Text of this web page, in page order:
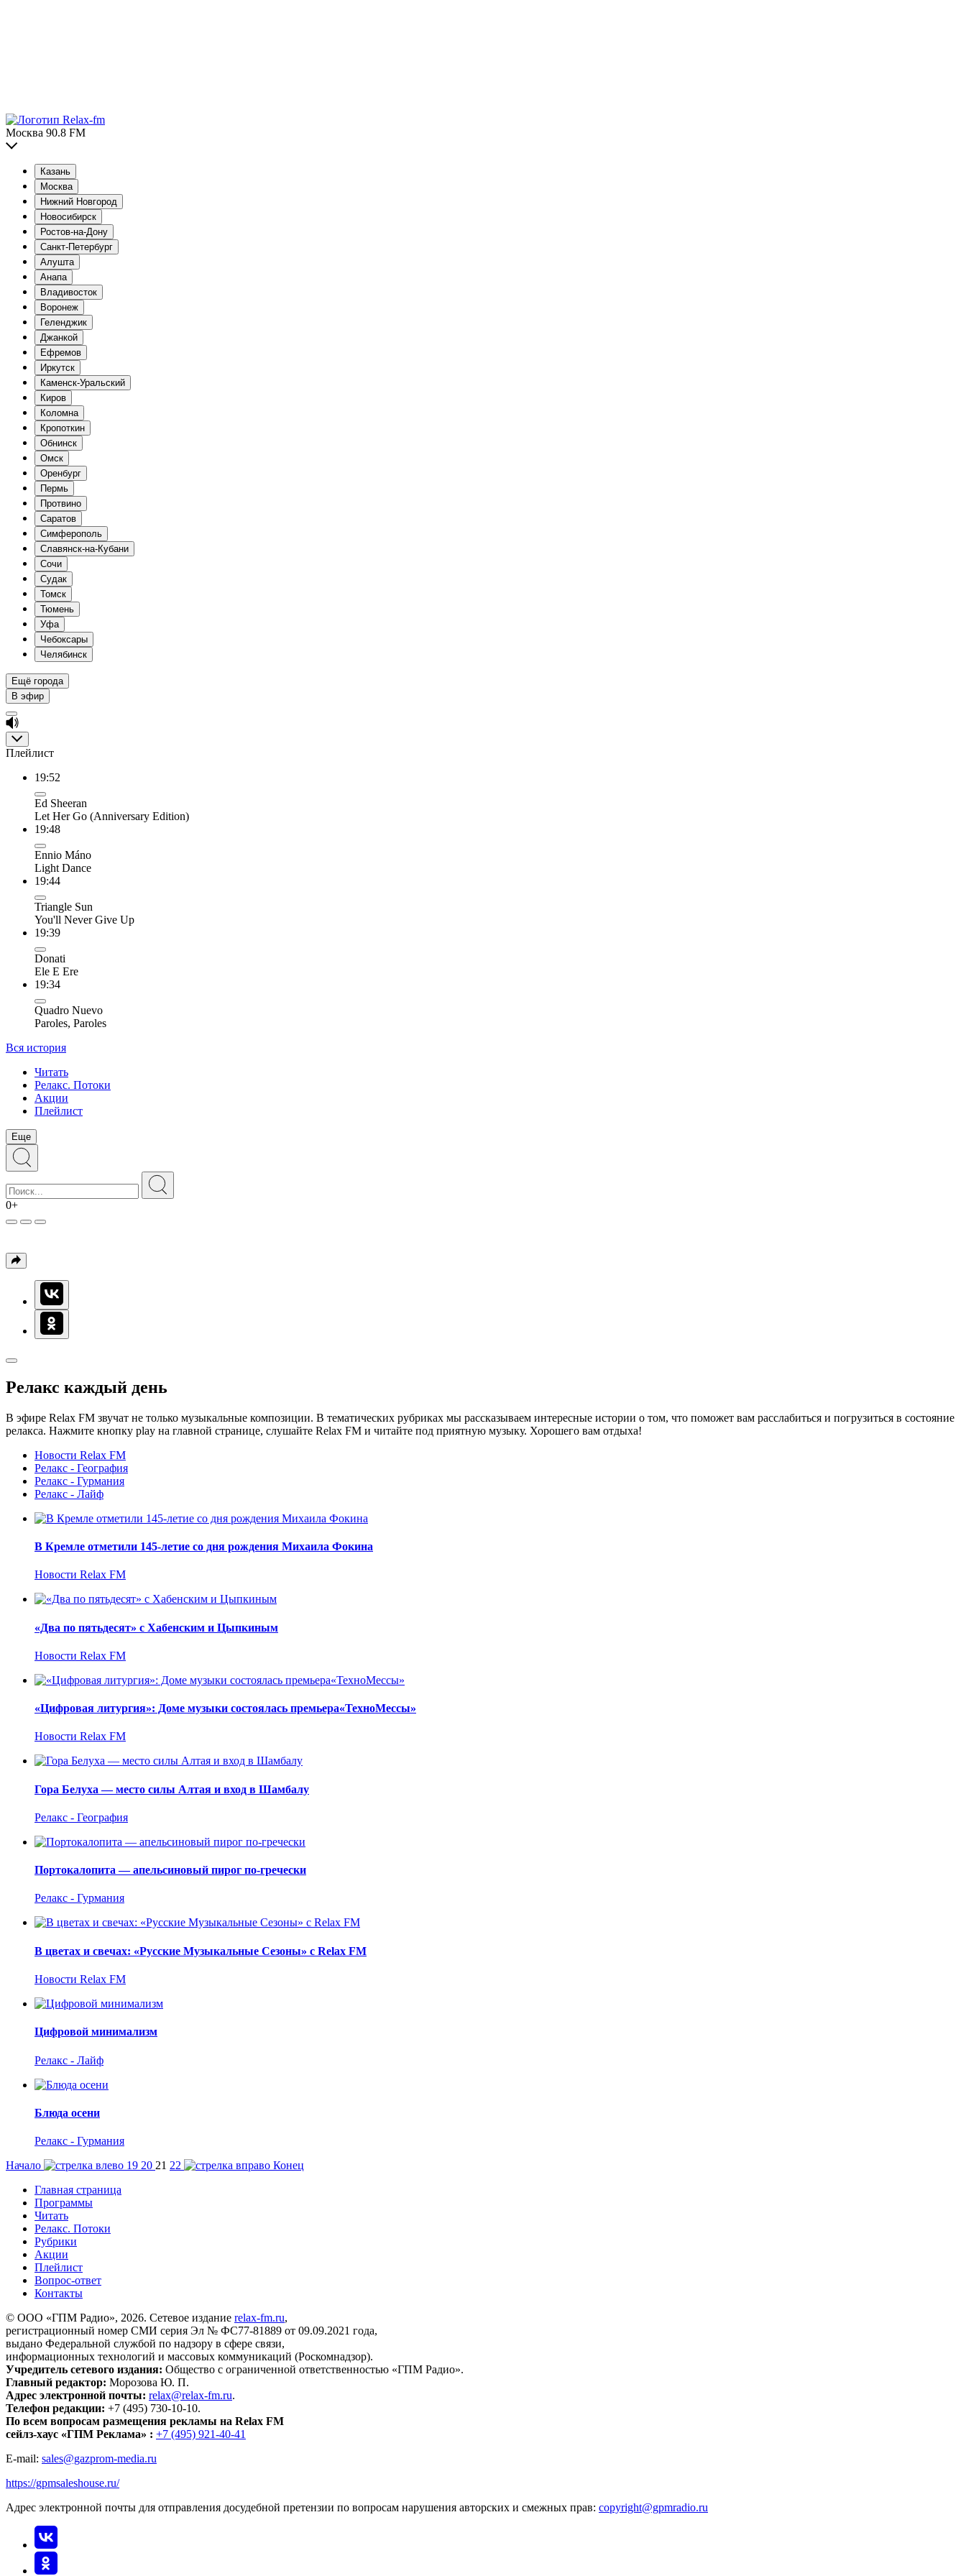
Москва 90.8 FM
Казань
Москва
Нижний Новгород
Новосибирск
Ростов-на-Дону
Санкт-Петербург
Алушта
Анапа
Владивосток
Воронеж
Геленджик
Джанкой
Ефремов
Иркутск
Каменск-Уральский
Киров
Коломна
Кропоткин
Обнинск
Омск
Оренбург
Пермь
Протвино
Саратов
Симферополь
Славянск-на-Кубани
Сочи
Судак
Томск
Тюмень
Уфа
Чебоксары
Челябинск
Ещё города
В эфир
Плейлист
19:52
Ed Sheeran
Let Her Go (Anniversary Edition)
19:48
Ennio Máno
Light Dance
19:44
Triangle Sun
You'll Never Give Up
19:39
Donati
Ele E Ere
19:34
Quadro Nuevo
Paroles, Paroles
Вся история
Читать
Релакс. Потоки
Акции
Плейлист
Еще
0+
Релакс каждый день
В эфире Relax FM звучат не только музыкальные композиции. В тематических рубриках мы рассказываем интересные истории о том, что поможет вам расслабиться и погрузиться в состояние
релакса. Нажмите кнопку play на главной странице, слушайте Relax FM и читайте под приятную музыку. Хорошего вам отдыха!
Новости Relax FM
Релакс - География
Релакс - Гурмания
Релакс - Лайф
В Кремле отметили 145-летие со дня рождения Михаила Фокина
Новости Relax FM
«Два по пятьдесят» с Хабенским и Цыпкиным
Новости Relax FM
«Цифровая литургия»: Доме музыки состоялась премьера«ТехноМессы»
Новости Relax FM
Гора Белуха — место силы Алтая и вход в Шамбалу
Релакс - География
Портокалопита — апельсиновый пирог по-гречески
Релакс - Гурмания
В цветах и свечах: «Русские Музыкальные Сезоны» с Relax FM
Новости Relax FM
Цифровой минимализм
Релакс - Лайф
Блюда осени
Релакс - Гурмания
Начало
19 20 21 22
Конец
Главная страница
Программы
Читать
Релакс. Потоки
Рубрики
Акции
Плейлист
Вопрос-ответ
Контакты
© ООО «ГПМ Радио», 2026. Сетевое издание relax-fm.ru,
регистрационный номер СМИ серия Эл № ФС77-81889 от 09.09.2021 года,
выдано Федеральной службой по надзору в сфере связи,
информационных технологий и массовых коммуникаций (Роскомнадзор).
Учредитель сетевого издания: Общество с ограниченной ответственностью «ГПМ Радио».
Главный редактор: Морозова Ю. П.
Адрес электронной почты: relax@relax-fm.ru.
Телефон редакции: +7 (495) 730-10-10.
По всем вопросам размещения рекламы на Relax FM
сейлз-хаус «ГПМ Реклама» : +7 (495) 921-40-41
E-mail: sales@gazprom-media.ru
https://gpmsaleshouse.ru/
Адрес электронной почты для отправления досудебной претензии по вопросам нарушения авторских и смежных прав: copyright@gpmradio.ru